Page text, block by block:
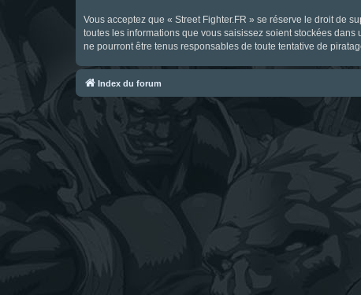
Vous acceptez que « Street Fighter.FR » se réserve le droit de
toutes les informations que vous saisissez soient stockées
ne pourront être tenus responsables de toute tentative de
Index du forum